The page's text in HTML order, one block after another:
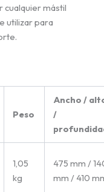
cualquier mástil
utilizar para
Peso
Ancho /
/
1,05
kg
475 mm /
mm / 410